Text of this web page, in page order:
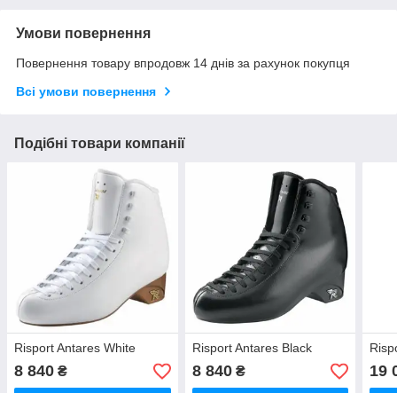
Умови повернення
Повернення товару впродовж 14 днів за рахунок покупця
Всі умови повернення
Подібні товари компанії
Risport Antares White
8 840 ₴
Risport Antares Black
8 840₴ 19